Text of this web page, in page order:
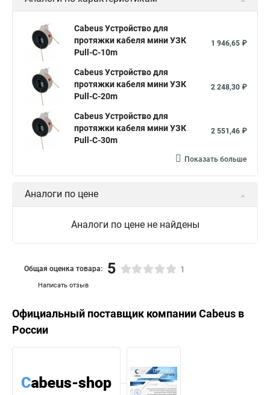
Cabeus Устройство для
протяжки кабеля мини УЗК
Pull-C-10m
1 946,65 ₽
Cabeus Устройство для
протяжки кабеля мини УЗК
Pull-C-20m
2 248,30 ₽
Cabeus Устройство для
протяжки кабеля мини УЗК
Pull-C-30m
2 551,46 ₽
Показать больше
Аналоги по цене
Аналоги по цене не найдены
Написать отзыв
Общая оценка товара: 5 1
Официальный поставщик компанииCabeus в
России